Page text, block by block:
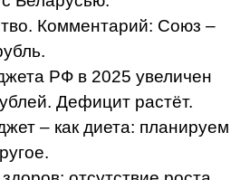
Комментарий: Союз –
РФ в 2025 увеличен
Дефицит растёт.
– как диета: планируем